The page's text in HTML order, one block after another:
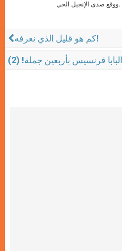
ووقع صدى الإنجيل الحي.
كم هو قليل الذي نعرفه!
البابا فرنسيس بأربعين جملة! (2)